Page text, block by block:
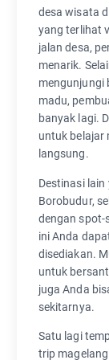
desa wisata
yang terlihat
jalan desa,
menarik.
mengunjungi
madu,
banyak lagi.
untuk belajar
langsung.
Destinasi
Borobudur,
dengan
ini Anda
disediakan.
untuk
juga Anda
sekitarnya.
Satu lagi
trip